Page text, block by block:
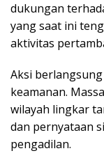
dukungan
yang saat ini
aktivitas
Aksi
keamanan.
wilayah lingkar
dan pernyataan
pengadilan.